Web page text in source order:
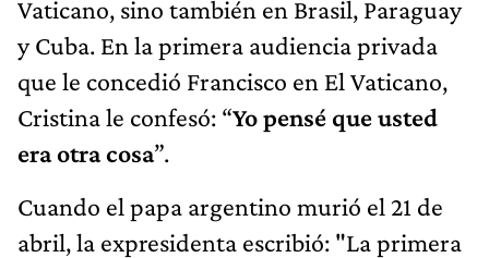
Vaticano, sino también en Brasil, Paraguay
y Cuba. En la primera audiencia privada
que le concedió Francisco en El Vaticano,
Cristina le confesó: “Yo pensé que usted
era otra cosa”.
Cuando el papa argentino murió el 21 de
abril, la expresidenta escribió: "La primera